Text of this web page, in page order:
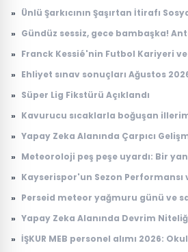
» Ünlü Şarkıcının Şaşırtan İtirafı
» Gündüz sessiz, gece bambaşka!
» Franck Kessié'nin Futbol Kariyeri
» Ehliyet sınav sonuçları Ağustos
» Süper Lig Fikstürü Açıklandı
» Kavurucu sıcaklarla boğuşan
» Yapay Zeka Alanında Çarpıcı
» Meteoroloji peş peşe uyardı: Bir
» Kayserispor'un Sezon Performansı
» Perseid meteor yağmuru günü ve
» Yapay Zeka Alanında Devrim
» İŞKUR MEB personel alımı 2026: